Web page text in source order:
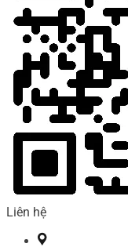
Liên hệ